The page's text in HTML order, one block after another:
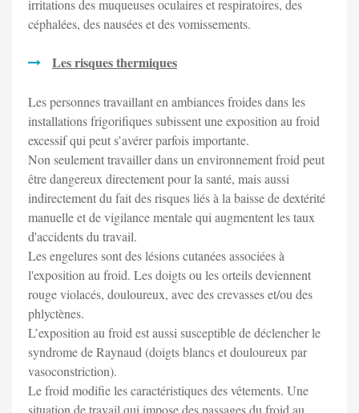
irritations des muqueuses oculaires et respiratoires, des
céphalées, des nausées et des vomissements.
Les risques thermiques
Les personnes travaillant en ambiances froides dans les
installations frigorifiques subissent une exposition au froid
excessif qui peut s’avérer parfois importante.
Non seulement travailler dans un environnement froid peut
être dangereux directement pour la santé, mais aussi
indirectement du fait des risques liés à la baisse de dextérité
manuelle et de vigilance mentale qui augmentent les taux
d'accidents du travail.
Les engelures sont des lésions cutanées associées à
l'exposition au froid. Les doigts ou les orteils deviennent
rouge violacés, douloureux, avec des crevasses et/ou des
phlyctènes.
L’exposition au froid est aussi susceptible de déclencher le
syndrome de Raynaud (doigts blancs et douloureux par
vasoconstriction).
Le froid modifie les caractéristiques des vêtements. Une
situation de travail qui impose des passages du froid au